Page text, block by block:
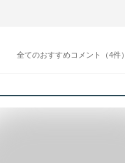
全てのおすすめコメント（4件）